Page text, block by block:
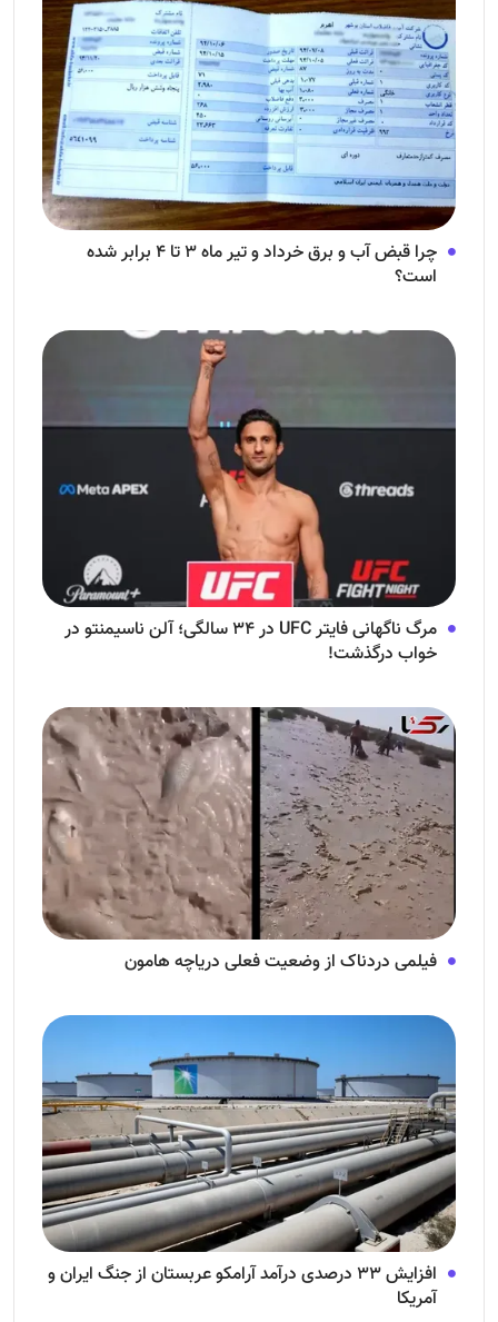
چرا قبض آب و برق خرداد و تیر ماه ۳ تا ۴ برابر شده
است؟
مرگ ناگهانی فایتر UFC در ۳۴ سالگی؛ آلن ناسیمنتو در
خواب درگذشت!
فیلمی دردناک از وضعیت فعلی دریاچه هامون
افزایش ۳۳ درصدی درآمد آرامکو عربستان از جنگ ایران و
آمریکا